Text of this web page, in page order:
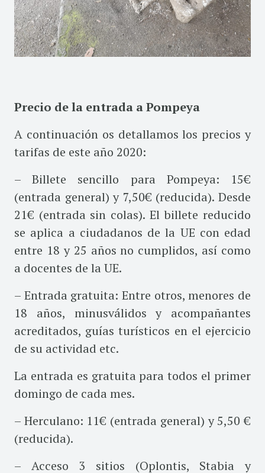
Precio de la entrada a Pompeya
A continuación os detallamos los precios y
tarifas de este año 2020:
– Billete sencillo para Pompeya: 15€
(entrada general) y 7,50€ (reducida). Desde
21€ (entrada sin colas). El billete reducido
se aplica a ciudadanos de la UE con edad
entre 18 y 25 años no cumplidos, así como
a docentes de la UE.
– Entrada gratuita: Entre otros, menores de
18 años, minusválidos y acompañantes
acreditados, guías turísticos en el ejercicio
de su actividad etc.
La entrada es gratuita para todos el primer
domingo de cada mes.
– Herculano: 11€ (entrada general) y 5,50 €
(reducida).
– Acceso 3 sitios (Oplontis, Stabia y